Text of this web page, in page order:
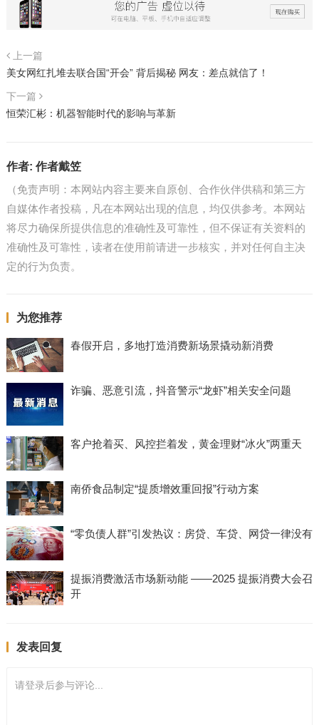
上一篇
美女网红扎堆去联合国“开会” 背后揭秘 网友：差点就信了！
下一篇
恒荣汇彬：机器智能时代的影响与革新
作者: 作者戴笠
（免责声明：本网站内容主要来自原创、合作伙伴供稿和第三方
自媒体作者投稿，凡在本网站出现的信息，均仅供参考。本网站
将尽力确保所提供信息的准确性及可靠性，但不保证有关资料的
准确性及可靠性，读者在使用前请进一步核实，并对任何自主决
定的行为负责。
为您推荐
春假开启，多地打造消费新场景撬动新消费
诈骗、恶意引流，抖音警示“龙虾”相关安全问题
客户抢着买、风控拦着发，黄金理财“冰火”两重天
南侨食品制定“提质增效重回报”行动方案
“零负债人群”引发热议：房贷、车贷、网贷一律没有
提振消费激活市场新动能 ——2025 提振消费大会召
开
发表回复
请登录后参与评论...